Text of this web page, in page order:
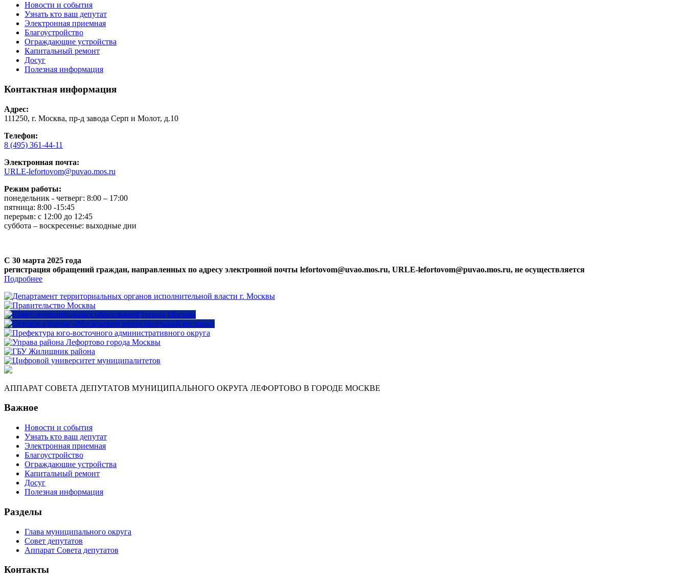
Новости и события
Узнать кто ваш депутат
Электронная приемная
Благоустройство
Ограждающие устройства
Капитальный ремонт
Досуг
Полезная информация
Контактная информация
Адрес:
111250, г. Москва, пр-д завода Серп и Молот, д.10
Телефон:
8 (495) 361-44-11
Электронная почта:
URLE-lefortovom@puvao.mos.ru
Режим работы:
понедельник - четверг: 8:00 – 17:00
пятница: 8:00 -15:45
перерыв: с 12:00 до 12:45
суббота – воскресенье: выходные дни
С 30 марта 2025 года
регистрация обращений граждан, направленных по адресу электронной почты lefortovom@uvao.mos.ru, URLE-lefortovom@puvao.mos.ru, не осуществляется
Подробнее
АППАРАТ СОВЕТА ДЕПУТАТОВ МУНИЦИПАЛЬНОГО ОКРУГА ЛЕФОРТОВО В ГОРОДЕ МОСКВЕ
Важное
Новости и события
Узнать кто ваш депутат
Электронная приемная
Благоустройство
Ограждающие устройства
Капитальный ремонт
Досуг
Полезная информация
Разделы
Глава муниципального округа
Совет депутатов
Аппарат Совета депутатов
Контакты